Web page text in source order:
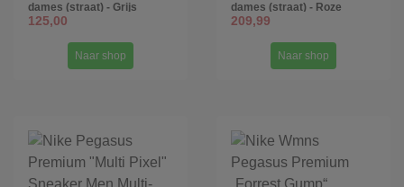
dames (straat) - Grijs
125,00
Naar shop
dames (straat) - Roze
209,99
Naar shop